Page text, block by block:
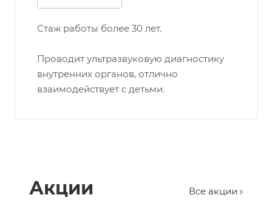
Стаж работы более 30 лет.
Проводит ультразвуковую диагностику
внутренних органов, отлично
взаимодействует с детьми.
Акции Все акции